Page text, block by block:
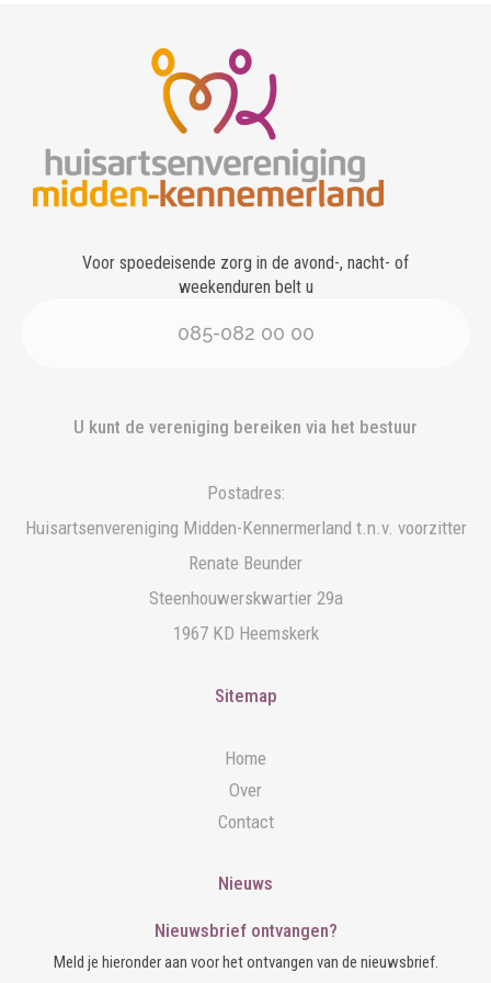
Voor spoedeisende zorg in de avond-, nacht- of
weekenduren belt u
085-082 00 00
U kunt de vereniging bereiken via het bestuur
Postadres:
Huisartsenvereniging Midden-Kennermerland t.n.v. voorzitter
Renate Beunder
Steenhouwerskwartier 29a
1967 KD Heemskerk
Sitemap
Home
Over
Contact
Nieuws
Nieuwsbrief ontvangen?
Meld je hieronder aan voor het ontvangen van de nieuwsbrief.